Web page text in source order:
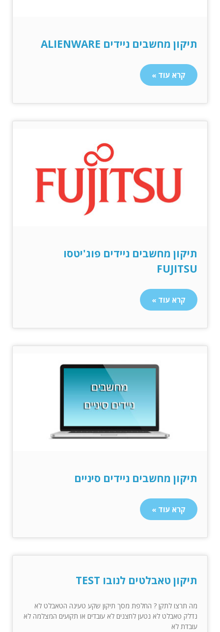
תיקון מחשבים ניידים ALIENWARE
קרא עוד »
תיקון מחשבים ניידים פוג'יטסו
FUJITSU
קרא עוד »
תיקון מחשבים ניידים סיניים
קרא עוד »
תיקון טאבלטים לנובו TEST
מה תרצו לתקן ? החלפת מסך תיקון שקע טעינה הטאבלט לא
נדלק טאבלט לא נטען לחצנים לא עובדים או תקועים המצלמה לא
עובדת לא